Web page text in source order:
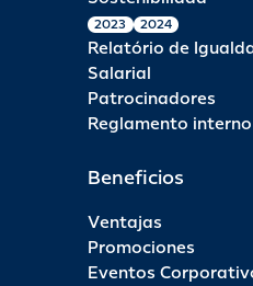
2023 2024
Relatório de
Salarial
Patrocinadores
Reglamento interno
Beneficios
Ventajas
Promociones
Eventos